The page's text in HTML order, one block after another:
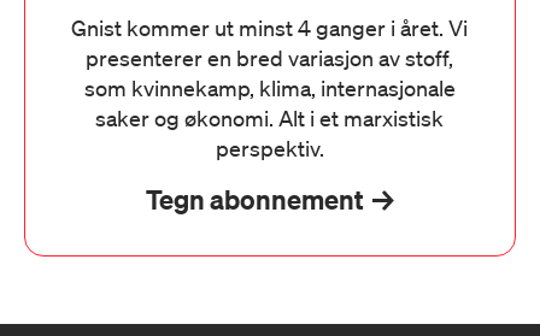
Gnist kommer ut minst 4 ganger i året. Vi
presenterer en bred variasjon av stoff,
som kvinnekamp, klima, internasjonale
saker og økonomi. Alt i et marxistisk
perspektiv.
Tegn abonnement